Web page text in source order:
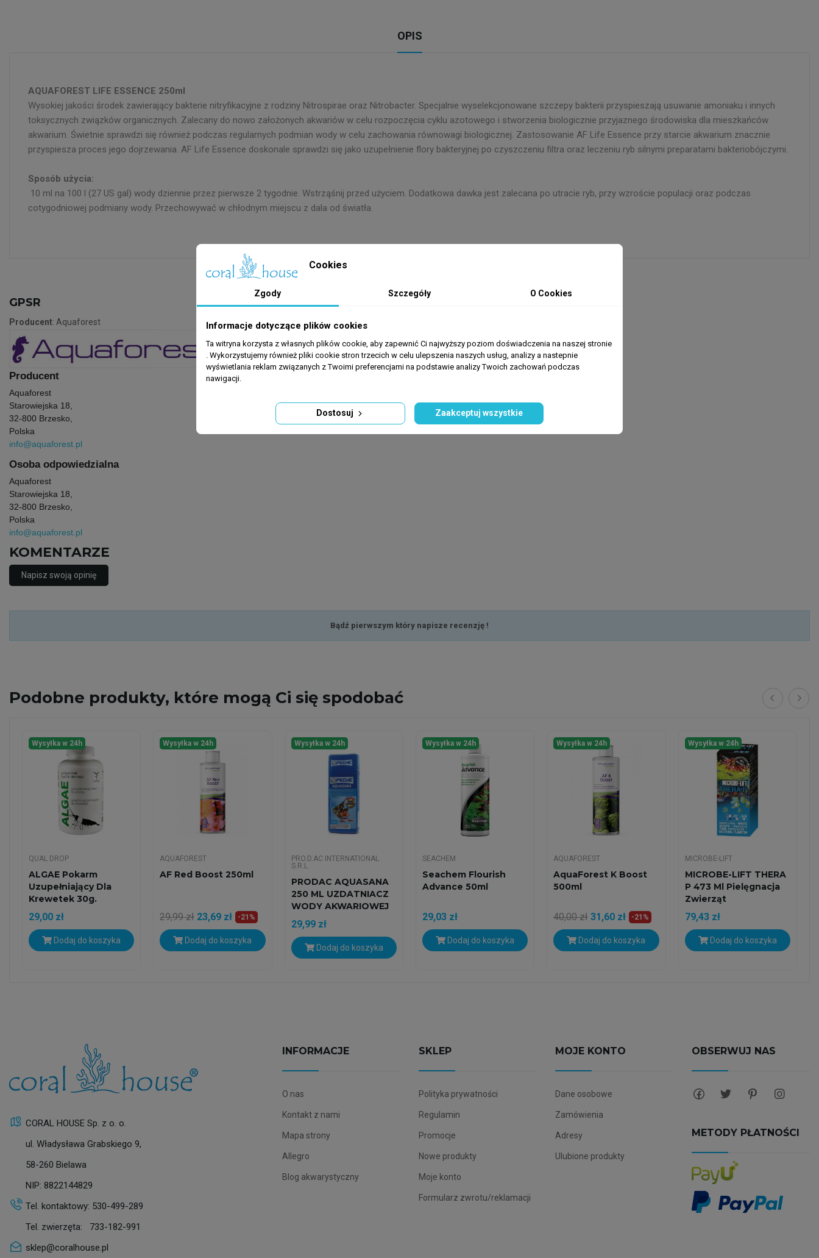
OPIS
AQUAFOREST LIFE ESSENCE 250ml
Wysokiej jakości środek zawierający bakterie nitryfikacyjne z rodziny Nitrospirae oraz Nitrobacter. Specjalnie wyselekcjonowane szczepy bakterii przyspieszają usuwanie amoniaku i innych
toksycznych związków organicznych. Zalecany do nowo założonych akwariów w celu rozpoczęcia cyklu azotowego i stworzenia biologicznie przyjaznego środowiska dla mieszkańców
akwarium. Świetnie sprawdzi się również podczas regularnych podmian wody w celu zachowania równowagi biologicznej. Zastosowanie AF Life Essence przy starcie akwarium znacznie
przyspiesza proces jego dojrzewania. AF Life Essence doskonale sprawdzi się jako uzupełnienie flory bakteryjnej po czyszczeniu filtra oraz leczeniu ryb silnymi preparatami bakteriobójczymi.
Sposób użycia:
10 ml na 100 l (27 US gal) wody dziennie przez pierwsze 2 tygodnie. Wstrząśnij przed użyciem. Dodatkowa dawka jest zalecana po utracie ryb, przy wzroście populacji oraz podczas
cotygodniowej podmiany wody. Przechowywać w chłodnym miejscu z dala od światła.
GPSR
Producent: Aquaforest
Producent
Aquaforest
Starowiejska 18,
32-800 Brzesko,
Polska
info@aquaforest.pl
Osoba odpowiedzialna
Aquaforest
Starowiejska 18,
32-800 Brzesko,
Polska
info@aquaforest.pl
KOMENTARZE
Napisz swoją opinię
Bądź pierwszym który napisze recenzję !
Podobne produkty, które mogą Ci się spodobać
Wysyłka w 24h
QUAL DROP
ALGAE Pokarm
Uzupełniający Dla
Krewetek 30g.
29,00 zł
Dodaj do koszyka
Wysyłka w 24h
AQUAFOREST
AF Red Boost 250ml
29,99 zł 23,69 zł -21%
Dodaj do koszyka
Wysyłka w 24h
PRO.D.AC INTERNATIONAL
S.R.L.
PRODAC AQUASANA
250 ML UZDATNIACZ
WODY AKWARIOWEJ
29,99 zł
Dodaj do koszyka
Wysyłka w 24h
SEACHEM
Seachem Flourish
Advance 50ml
29,03 zł
Dodaj do koszyka
Wysyłka w 24h
AQUAFOREST
AquaForest K Boost
500ml
40,00 zł 31,60 zł -21%
Dodaj do koszyka
Wysyłka w 24h
MICROBE-LIFT
MICROBE-LIFT THERA
P 473 Ml Pielęgnacja
Zwierząt
79,43 zł
Dodaj do koszyka
CORAL HOUSE Sp. z o. o.
ul. Władysława Grabskiego 9,
58-260 Bielawa
NIP: 8822144829
Tel. kontaktowy: 530-499-289
Tel. zwierzęta: 733-182-991
sklep@coralhouse.pl
INFORMACJE
O nas
Kontakt z nami
Mapa strony
Allegro
Blog akwarystyczny
SKLEP
Polityka prywatności
Regulamin
Promocje
Nowe produkty
Moje konto
Formularz zwrotu/reklamacji
MOJE KONTO
Dane osobowe
Zamówienia
Adresy
Ulubione produkty
OBSERWUJ NAS
METODY PŁATNOŚCI
Cookies
Zgody Szczegóły O Cookies
Informacje dotyczące plików cookies
Ta witryna korzysta z własnych plików cookie, aby zapewnić Ci najwyższy poziom doświadczenia na naszej stronie
. Wykorzystujemy również pliki cookie stron trzecich w celu ulepszenia naszych usług, analizy a nastepnie
wyświetlania reklam związanych z Twoimi preferencjami na podstawie analizy Twoich zachowań podczas
nawigacji.
Dostosuj Zaakceptuj wszystkie